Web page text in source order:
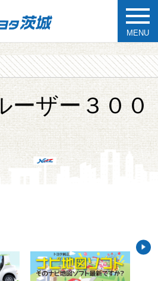
MENU
ーザー３００